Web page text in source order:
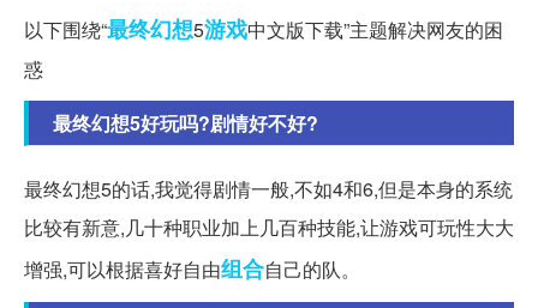
以下围绕“最终幻想5游戏中文版下载”主题解决网友的困
惑
最终幻想5好玩吗?剧情好不好?
最终幻想5的话,我觉得剧情一般,不如4和6,但是本身的系统
比较有新意,几十种职业加上几百种技能,让游戏可玩性大大
增强,可以根据喜好自由组合自己的队。